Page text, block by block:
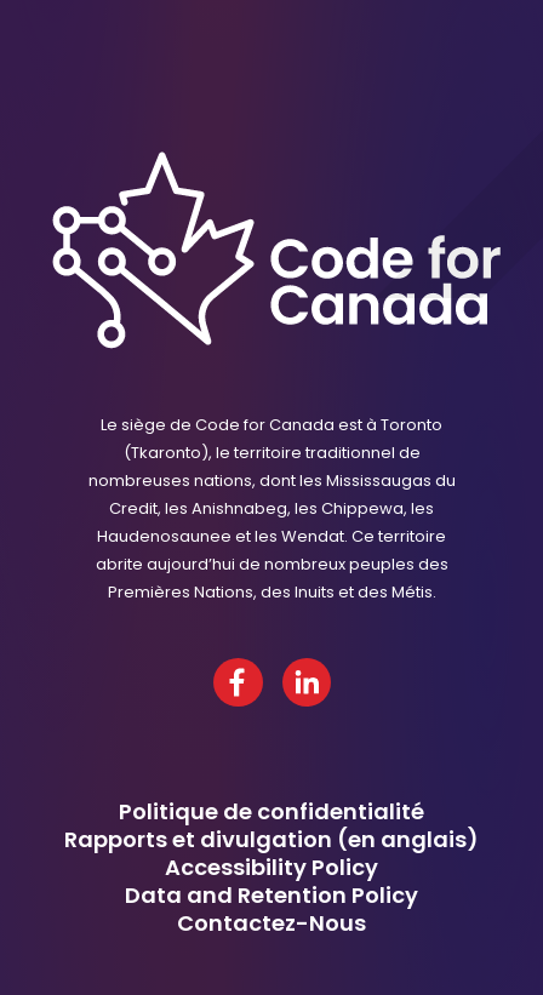
Le siège de Code for Canada est à Toronto
(Tkaronto), le territoire traditionnel de
nombreuses nations, dont les Mississaugas du
Credit, les Anishnabeg, les Chippewa, les
Haudenosaunee et les Wendat. Ce territoire
abrite aujourd’hui de nombreux peuples des
Premières Nations, des Inuits et des Métis.
Politique de confidentialité
Rapports et divulgation (en anglais)
Accessibility Policy
Data and Retention Policy
Contactez-Nous